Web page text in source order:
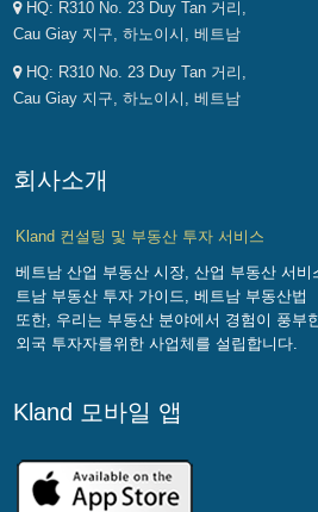
HQ: R310 No. 23 Duy Tan 거리,
Cau Giay 지구, 하노이시, 베트남
HQ: R310 No. 23 Duy Tan 거리,
Cau Giay 지구, 하노이시, 베트남
회사소개
Kland 컨설팅 및 부동산 투자 서비스
베트남 산업 부동산 시장, 산업 부동산 서
트남 부동산 투자 가이드, 베트남 부동산법
또한, 우리는 부동산 분야에서 경험이 풍부
외국 투자자를위한 사업체를 설립합니다.
Kland 모바일 앱